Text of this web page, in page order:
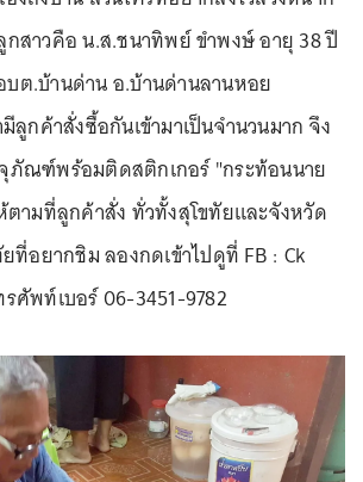
สาวคือ น.ส.ชนาทิพย์ ขำพงษ์ อายุ 38 ปี
ต.บ้านด่าน อ.บ้านด่านลานหอย
ลูกค้าสั่งซื้อกันเข้ามาเป็นจำนวนมาก จึง
ภัณฑ์พร้อมติดสติกเกอร์ "กระท้อนนาย
ตามที่ลูกค้าสั่ง ทั่วทั้งสุโขทัยและจังหวัด
ที่อยากชิม ลองกดเข้าไปดูที่ FB : Ck
ศัพท์เบอร์ 06-3451-9782